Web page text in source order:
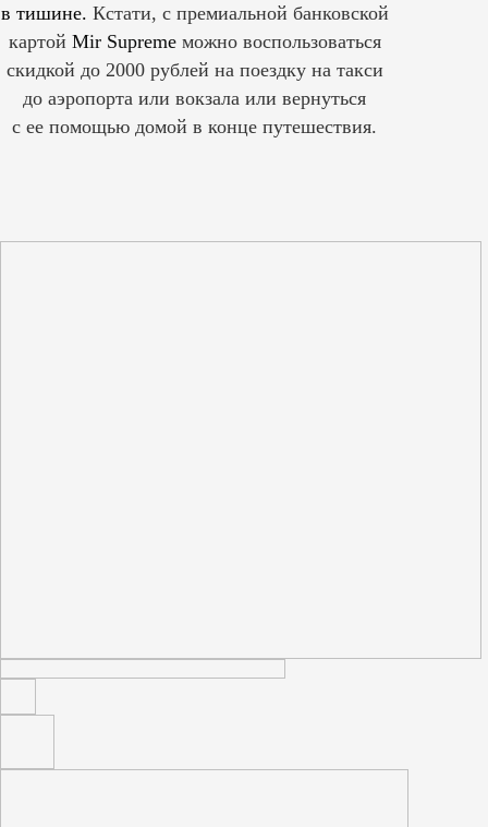
в тишине. Кстати, с премиальной банковской
картой Mir Supreme можно воспользоваться
скидкой до 2000 рублей на поездку на такси
до аэропорта или вокзала или вернуться
с ее помощью домой в конце путешествия.